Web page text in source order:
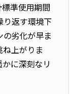
準使用期間
り返す環境下
劣化が早ま
上がりま
に深刻なリ